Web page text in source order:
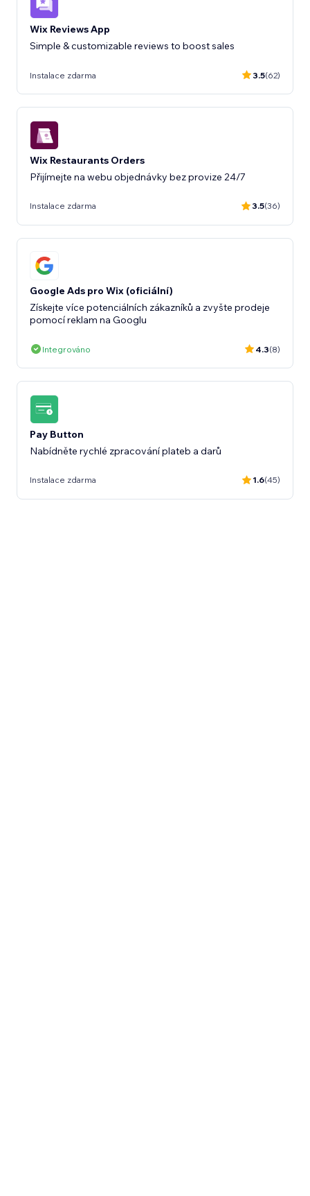
Wix Reviews App
Instalace zdarma 3.5(62)
Wix Restaurants Orders
Přijímejte na webu objednávky bez provize 24/7
Instalace zdarma 3.5(36)
Google Ads pro Wix (oficiální)
Získejte více potenciálních zákazníků a zvyšte prodeje
pomocí reklam na Googlu
Integrováno 4.3(8)
Pay Button
Nabídněte rychlé zpracování plateb a darů
Instalace zdarma 1.6(45)